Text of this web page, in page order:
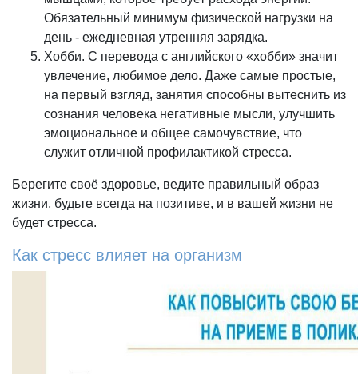
Обязательный минимум физической нагрузки на
день - ежедневная утренняя зарядка.
Хобби. С перевода с английского «хобби» значит
увлечение, любимое дело. Даже самые простые,
на первый взгляд, занятия способны вытеснить из
сознания человека негативные мысли, улучшить
эмоциональное и общее самочувствие, что
служит отличной профилактикой стресса.
Берегите своё здоровье, ведите правильный образ
жизни, будьте всегда на позитиве, и в вашей жизни не
будет стресса.
Как стресс влияет на организм